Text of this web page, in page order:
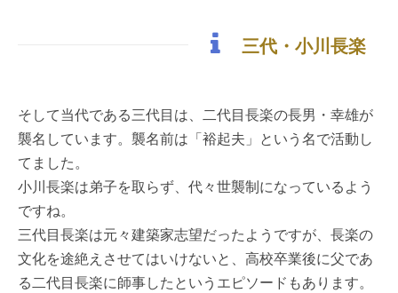
三代・小川長楽
そして当代である三代目は、二代目長楽の長男・幸雄が
襲名しています。襲名前は「裕起夫」という名で活動し
てました。
小川長楽は弟子を取らず、代々世襲制になっているよう
ですね。
三代目長楽は元々建築家志望だったようですが、長楽の
文化を途絶えさせてはいけないと、高校卒業後に父であ
る二代目長楽に師事したというエピソードもあります。